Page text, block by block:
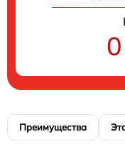
Преимущества